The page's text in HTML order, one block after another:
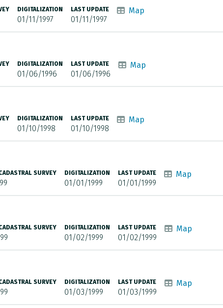
DIGITALIZATION
01/11/1997
LAST UPDATE
01/11/1997
Map
DIGITALIZATION
01/06/1996
LAST UPDATE
01/06/1996
Map
DIGITALIZATION
01/10/1998
LAST UPDATE
01/10/1998
Map
SURVEY DIGITALIZATION
01/01/1999
LAST UPDATE
01/01/1999
Map
SURVEY DIGITALIZATION
01/02/1999
LAST UPDATE
01/02/1999
Map
SURVEY DIGITALIZATION
01/03/1999
LAST UPDATE
01/03/1999
Map